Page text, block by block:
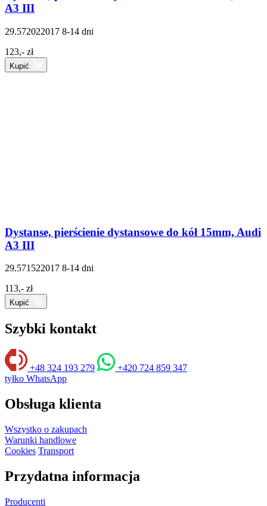
A3 III
29.572022017 8-14 dni
123,- zł
Kupić
Dystanse, pierścienie dystansowe do kół 15mm, Audi
A3 III
29.571522017 8-14 dni
113,- zł
Kupić
Szybki kontakt
+48 324 193 279
+420 724 859 347
tyłko WhatsApp
Obsługa klienta
Wszystko o zakupach
Warunki handlowe
Cookies Transport
Przydatna informacja
Producenti